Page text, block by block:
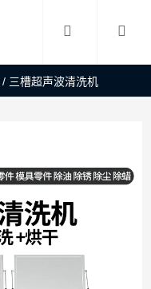
/ 三槽超声波清洗机